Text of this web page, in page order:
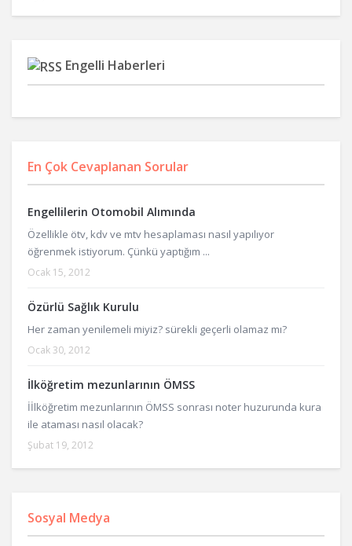
Engelli Haberleri
En Çok Cevaplanan Sorular
Engellilerin Otomobil Alımında
Özellikle ötv, kdv ve mtv hesaplaması nasıl yapılıyor
öğrenmek istiyorum. Çünkü yaptığım ...
Ocak 15, 2012
Özürlü Sağlık Kurulu
Her zaman yenilemeli miyiz? sürekli geçerli olamaz mı?
Ocak 30, 2012
İlköğretim mezunlarının ÖMSS
İİlköğretim mezunlarının ÖMSS sonrası noter huzurunda kura
ile ataması nasıl olacak?
Şubat 19, 2012
Sosyal Medya